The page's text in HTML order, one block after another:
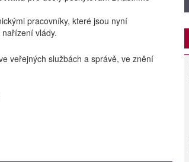
pracovníky, které jsou nyní
vlády.
veřejných službách a správě, ve znění